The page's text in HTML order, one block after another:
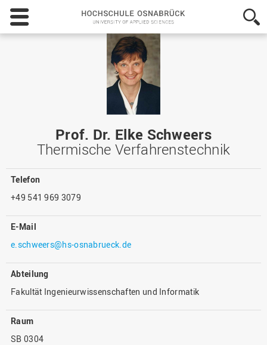
Hochschule
Osnabrück
-
Prof. Dr. Elke Schweers
Thermische Verfahrenstechnik
Telefon
+49 541 969 3079
E-Mail
e.schweers@hs-osnabrueck.de
Abteilung
Fakultät Ingenieurwissenschaften und Informatik
Raum
SB 0304